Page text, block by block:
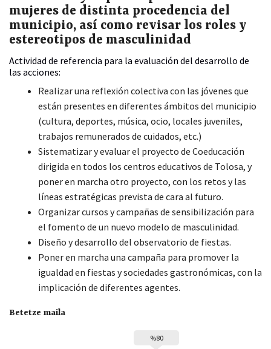
mujeres de distinta procedencia del
municipio, así como revisar los roles y
estereotipos de masculinidad
Actividad de referencia para la evaluación del desarrollo de
las acciones:
Realizar una reflexión colectiva con las jóvenes que
están presentes en diferentes ámbitos del municipio
(cultura, deportes, música, ocio, locales juveniles,
trabajos remunerados de cuidados, etc.)
Sistematizar y evaluar el proyecto de Coeducación
dirigida en todos los centros educativos de Tolosa, y
poner en marcha otro proyecto, con los retos y las
líneas estratégicas prevista de cara al futuro.
Organizar cursos y campañas de sensibilización para
el fomento de un nuevo modelo de masculinidad.
Diseño y desarrollo del observatorio de fiestas.
Poner en marcha una campaña para promover la
igualdad en fiestas y sociedades gastronómicas, con la
implicación de diferentes agentes.
Betetze maila
%80